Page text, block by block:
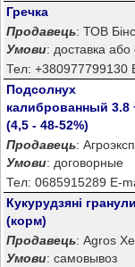
Гречка
Продавець: ТОВ Бінс
Умови: доставка
Тел: +380977799130
Подсолнух
калиброванный 3.8
(4,5 - 48-52%)
Продавець:
Умови: договорные
Тел: 0685915289 E-
Кукурудзяні гранули
(корм)
Продавець: Agros
Умови: самовывоз